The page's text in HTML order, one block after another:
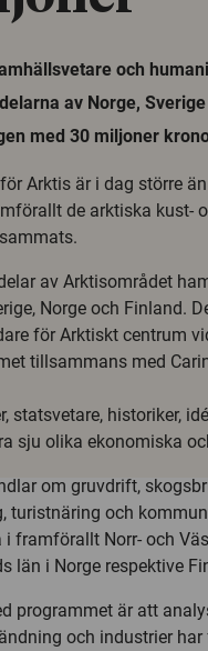
och
av Norge,
med 30 miljoner
Arktis är i dag större
de arktiska kust-
av Arktisområdet
Norge och Finland.
för Arktiskt centrum
tillsammans med
statsvetare, historiker,
sju olika ekonomiska
om gruvdrift,
turistnäring och
i framförallt Norr- och
län i Norge respektive
programmet är att
och industrier